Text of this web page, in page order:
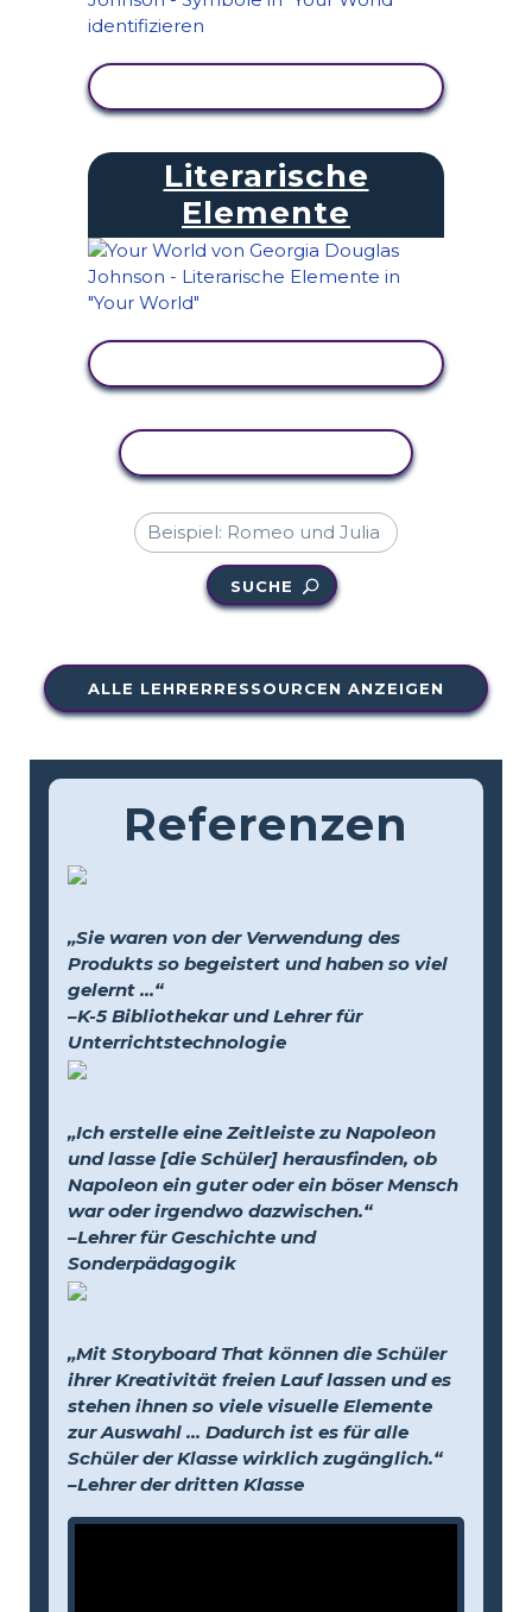
Literarische
Elemente
SUCHE
ALLE LEHRERRESSOURCEN ANZEIGEN
Referenzen
„Sie waren von der Verwendung des
Produkts so begeistert und haben so viel
gelernt …“
–K-5 Bibliothekar und Lehrer für
Unterrichtstechnologie
„Ich erstelle eine Zeitleiste zu Napoleon
und lasse [die Schüler] herausfinden, ob
Napoleon ein guter oder ein böser Mensch
war oder irgendwo dazwischen.“
–Lehrer für Geschichte und
Sonderpädagogik
„Mit Storyboard That können die Schüler
ihrer Kreativität freien Lauf lassen und es
stehen ihnen so viele visuelle Elemente
zur Auswahl … Dadurch ist es für alle
Schüler der Klasse wirklich zugänglich.“
–Lehrer der dritten Klasse